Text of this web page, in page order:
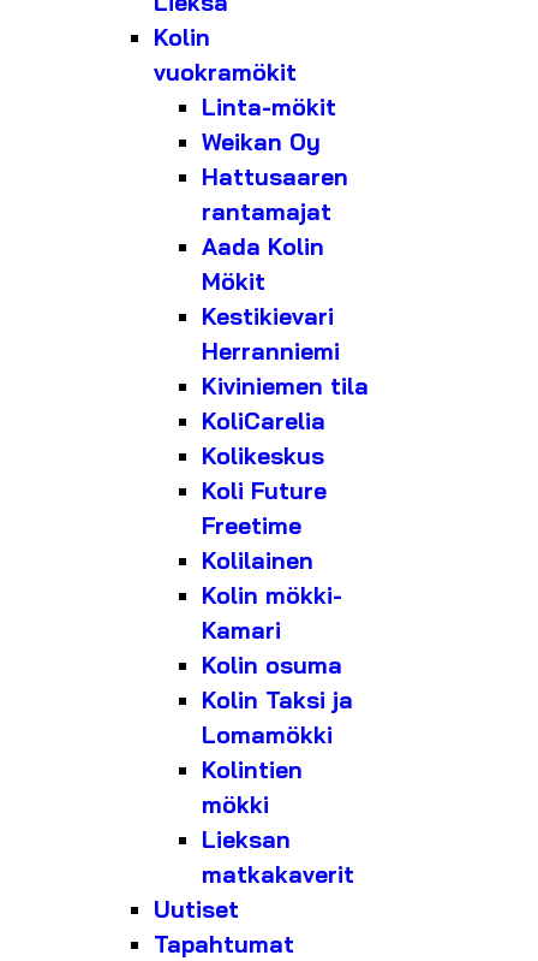
Kolin
vuokramökit
Linta-mökit
Weikan Oy
Hattusaaren
rantamajat
Aada Kolin
Mökit
Kestikievari
Herranniemi
Kiviniemen tila
KoliCarelia
Kolikeskus
Koli Future
Freetime
Kolilainen
Kolin mökki-
Kamari
Kolin osuma
Kolin Taksi ja
Lomamökki
Kolintien
mökki
Lieksan
matkakaverit
Uutiset
Tapahtumat